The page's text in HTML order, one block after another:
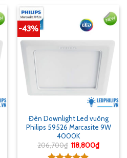
-43%
Đèn Downlight Led vuông
Philips 59526 Marcasite 9W
4000K
206,700₫ Giá
gốc
118,800₫Giá
hiện